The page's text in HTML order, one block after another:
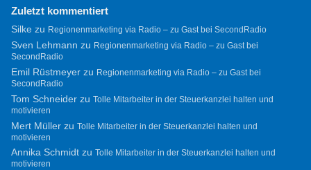
Zuletzt kommentiert
Silkezu Regionenmarketing via Radio – zu Gast bei SecondRadio
Sven Lehmann zu Regionenmarketing via Radio – zu Gast bei
SecondRadio
Emil Rüstmeyerzu Regionenmarketing via Radio – zu Gast bei
SecondRadio
Tom Schneiderzu Tolle Mitarbeiter in der Steuerkanzlei halten und
motivieren
Mert Müllerzu Tolle Mitarbeiter in der Steuerkanzlei halten und
motivieren
Annika Schmidtzu Tolle Mitarbeiter in der Steuerkanzlei halten und
motivieren